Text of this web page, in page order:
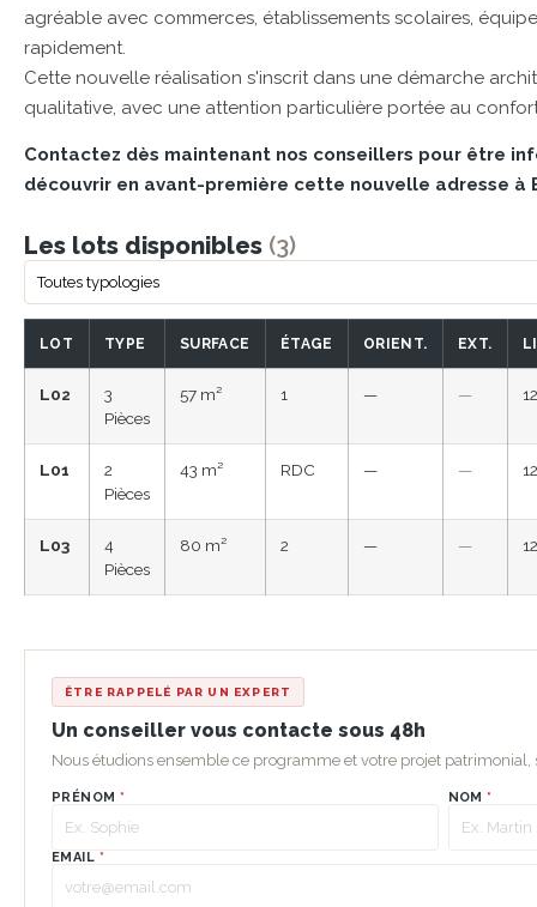
agréable avec commerces, établissements scolaires,
rapidement.
Cette nouvelle réalisation s'inscrit dans une démarche
qualitative, avec une attention particulière portée au
Contactez dès maintenant nos conseillers pour être
découvrir en avant-première cette nouvelle adresse à
Les lots disponibles (3)
LOT TYPE SURFACE ÉTAGE ORIENT. EXT.
L02
3
Pièces
57 m² 1 — —
L01
2
Pièces
43 m² RDC — —
L03
4
Pièces
80 m² 2 — —
ÊTRE RAPPELÉ PAR UN EXPERT
Un conseiller vous contacte sous 48h
Nous étudions ensemble ce programme et votre projet patrimonial,
PRÉNOM* NOM*
EMAIL *